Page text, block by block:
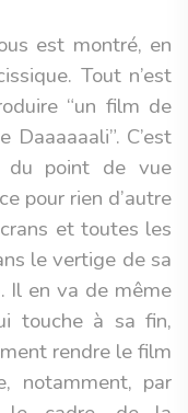
est montré, en
Tout n’est
“un film de
C’est
point de vue
pour rien d’autre
et toutes les
le vertige de sa
Il en va de même
touche à sa fin,
rendre le film
notamment, par